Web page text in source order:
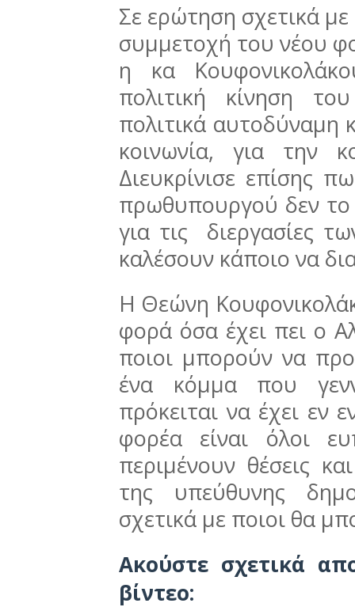
Σε ερώτηση σχετικά
συμμετοχή του νέου
η κα
πολιτική κίνηση
πολιτικά
κοινωνία, για την
Διευκρίνισε επίσης
πρωθυπουργού δεν
για τις διεργασίες
καλέσουν κάποιο να
Η Θεώνη
φορά όσα έχει πει ο
ποιοι μπορούν να
ένα κόμμα που
πρόκειται να έχει εν
φορέα είναι όλοι
περιμένουν θέσεις
της υπεύθυνης
σχετικά με ποιοι θα
Ακούστε σχετικά
βίντεο: